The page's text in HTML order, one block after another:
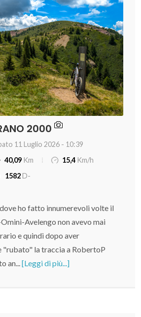
2000
11 Luglio 2026 - 10:39
40,09 Km 15,4 Km/h
1582D-
ho fatto innumerevoli volte il
Avelengo non avevo mai
e quindi dopo aver
"rubato" la traccia a RobertoP
an... [Leggi di più...]